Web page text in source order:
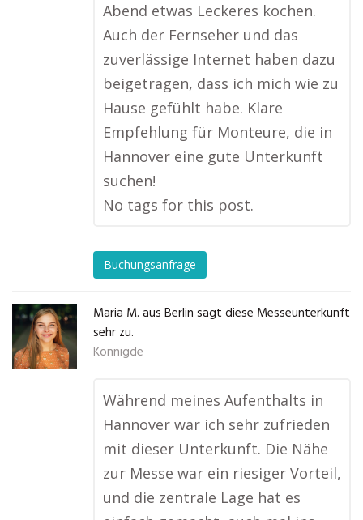
Abend etwas Leckeres kochen.
Auch der Fernseher und das
zuverlässige Internet haben dazu
beigetragen, dass ich mich wie zu
Hause gefühlt habe. Klare
Empfehlung für Monteure, die in
Hannover eine gute Unterkunft
suchen!
No tags for this post.
Buchungsanfrage
Maria M. aus Berlin sagt diese Messeunterkunft
sehr zu.
Könnigde
Während meines Aufenthalts in
Hannover war ich sehr zufrieden
mit dieser Unterkunft. Die Nähe
zur Messe war ein riesiger Vorteil,
und die zentrale Lage hat es